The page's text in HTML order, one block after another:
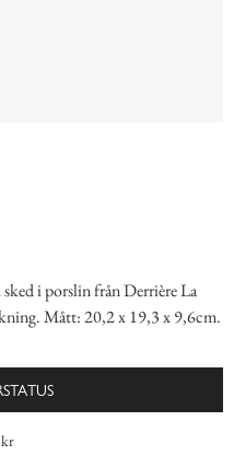
i porslin från Derrière La
Mått: 20,2 x 19,3 x 9,6cm.